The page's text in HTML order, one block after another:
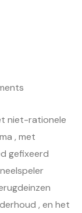
niet-rationele
, met
gefixeerd
, en het